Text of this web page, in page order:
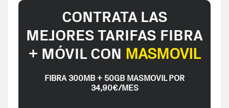
CONTRATA LAS
MEJORES TARIFAS FIBRA
+ MÓVIL CON MASMOVIL
FIBRA 300MB + 50GB MASMOVIL POR
34,90€/MES